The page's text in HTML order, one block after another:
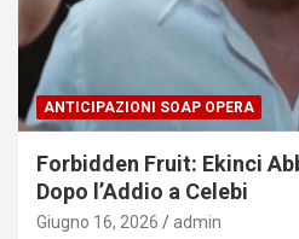
ANTICIPAZIONI SOAP OPERA
Forbidden Fruit: Ekinci
Dopo l’Addio a Celebi
Giugno 16, 2026 admin